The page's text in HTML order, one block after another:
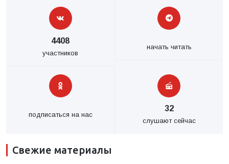
4408
участников
начать читать
подписаться на нас
32
слушают сейчас
Свежие материалы